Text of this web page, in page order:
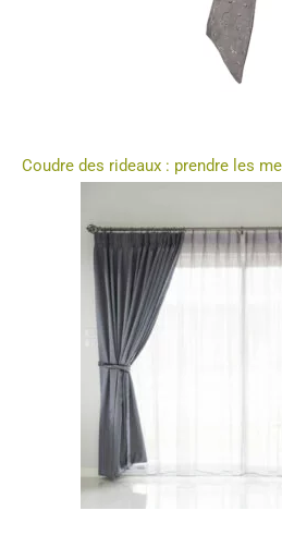
Coudre des rideaux : prendre les